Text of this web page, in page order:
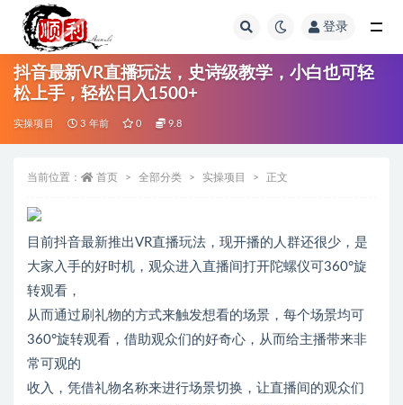
登录
抖音最新VR直播玩法，史诗级教学，小白也可轻
松上手，轻松日入1500+
实操项目 3 年前 0 9.8
当前位置： 首页 全部分类 实操项目 正文
目前抖音最新推出VR直播玩法，现开播的人群还很少，是
大家入手的好时机，观众进入直播间打开陀螺仪可360°旋
转观看，
从而通过刷礼物的方式来触发想看的场景，每个场景均可
360°旋转观看，借助观众们的好奇心，从而给主播带来非
常可观的
收入，凭借礼物名称来进行场景切换，让直播间的观众们
全部